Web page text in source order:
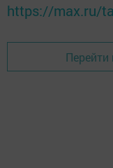
https://max.ru/
Перейти